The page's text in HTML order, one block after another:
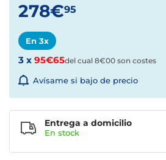
278€95
En 3x
3 x 95€65del cual 8€00 son costes
Avísame si bajo de precio
Entrega a domicilio
En stock